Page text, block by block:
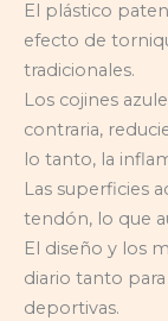
El plástico
efecto de
tradicionales.
Los cojines
contraria,
lo tanto, la
Las superficies
tendón, lo que
El diseño y los
diario tanto
deportivas.